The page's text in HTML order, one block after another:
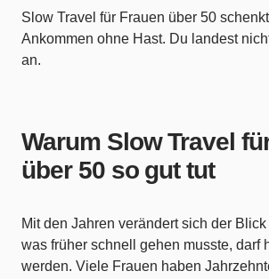
Slow Travel für Frauen über 50
Ankommen ohne Hast. Du landest
an.
Warum Slow Travel
über 50 so gut tut
Mit den Jahren verändert sich der
was früher schnell gehen musste, darf
werden. Viele Frauen haben